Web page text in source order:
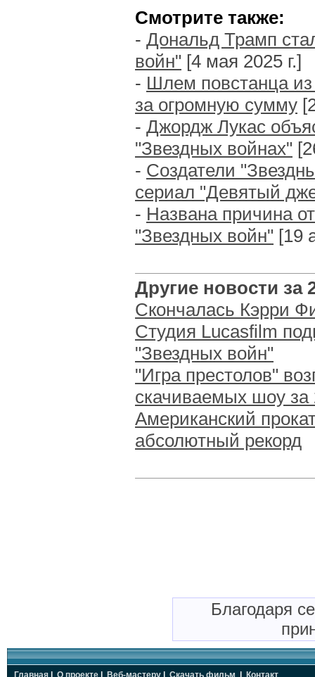
Смотрите также:
- Дональд Трамп
войн" [4 мая 2025 г.]
- Шлем повстанца
за огромную сумму
- Джордж Лукас
"Звездных войнах"
- Создатели
сериал "Девятый
- Названа причина
"Звездных войн" [19
Другие новости за
Скончалась Кэрри
Студия Lucasfilm
"Звездных войн"
"Игра престолов"
скачиваемых шоу за
Американский
абсолютный рекорд
Благодаря
Главная О проекте Веб-мастеру Скачать фильм Контакт